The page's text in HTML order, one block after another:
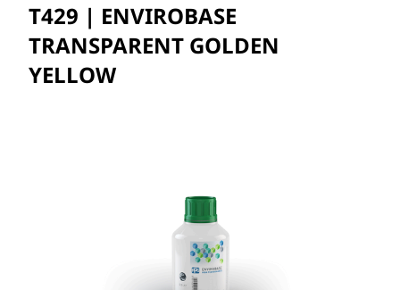
T429 | ENVIROBASE
TRANSPARENT GOLDEN
YELLOW